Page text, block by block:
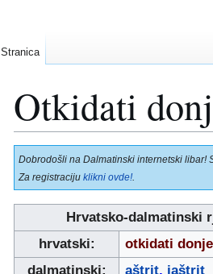
Otkidati
Prijeđi
na
navigaciju
Prijeđi
na
pretraživanje
Dobrodošli na Dalmatinski internetski libar!
Za registraciju klikni ovde!
Hrvatsko-dalmatinski
hrvatski:
otkidati
dalmatinski:
aštrit, jaštrit
Stranica